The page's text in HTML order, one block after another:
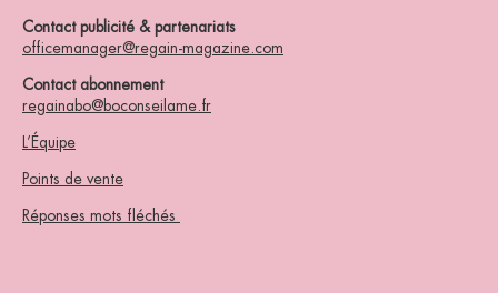
Contact publicité & partenariats
officemanager@regain-magazine.com
Contact abonnement
regainabo@boconseilame.fr
L’Équipe
Points de vente
Réponses mots fléchés